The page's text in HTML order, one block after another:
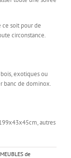
ce soit pour de
circonstance.
exotiques ou
banc de dominox.
autres
MEUBLES de